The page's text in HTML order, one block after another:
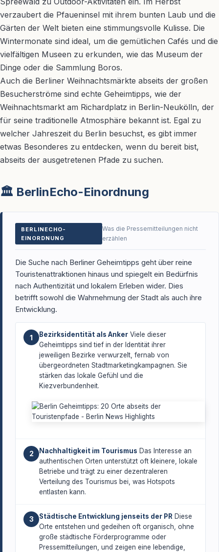
verzaubert die Pfaueninsel mit ihrem bunten Laub und die
Gärten der Welt bieten eine stimmungsvolle Kulisse. Die
Wintermonate sind ideal, um die gemütlichen Cafés und die
vielfältigen Museen zu erkunden, wie das Museum der
Dinge oder die Sammlung Boros.
Auch die Berliner Weihnachtsmärkte abseits der großen
Besucherströme sind echte Geheimtipps, wie der
Weihnachtsmarkt am Richardplatz in Berlin-Neukölln, der
für seine traditionelle Atmosphäre bekannt ist. Egal zu
welcher Jahreszeit du Berlin besuchst, es gibt immer
etwas Besonderes zu entdecken, wenn du bereit bist,
abseits der ausgetretenen Pfade zu suchen.
🏛️ BerlinEcho-Einordnung
BERLINECHO-
EINORDNUNG
Was die Pressemitteilungen nicht
erzählen
Die Suche nach Berliner Geheimtipps geht über reine
Touristenattraktionen hinaus und spiegelt ein Bedürfnis
nach Authentizität und lokalem Erleben wider. Dies
betrifft sowohl die Wahrnehmung der Stadt als auch ihre
Entwicklung.
1 Bezirksidentität als Anker Viele dieser
Geheimtipps sind tief in der Identität ihrer
jeweiligen Bezirke verwurzelt, fernab von
übergeordneten Stadtmarketingkampagnen. Sie
stärken das lokale Gefühl und die
Kiezverbundenheit.
2 Nachhaltigkeit im Tourismus Das Interesse an
authentischen Orten unterstützt oft kleinere, lokale
Betriebe und trägt zu einer dezentraleren
Verteilung des Tourismus bei, was Hotspots
entlasten kann.
3 Städtische Entwicklung jenseits der PR Diese
Orte entstehen und gedeihen oft organisch, ohne
große städtische Förderprogramme oder
Pressemitteilungen, und zeigen eine lebendige,